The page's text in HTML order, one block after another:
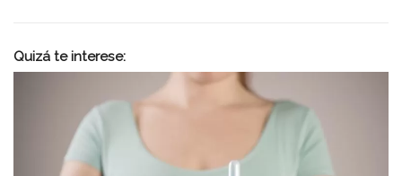
Quizá te interese: